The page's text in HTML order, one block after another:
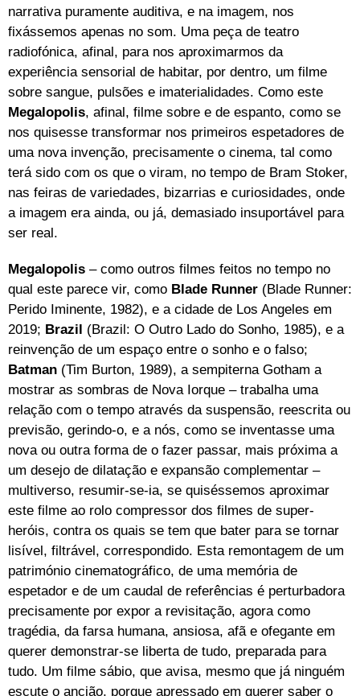
narrativa puramente auditiva, e na imagem, nos
fixássemos apenas no som. Uma peça de teatro
radiofónica, afinal, para nos aproximarmos da
experiência sensorial de habitar, por dentro, um filme
sobre sangue, pulsões e imaterialidades. Como este
Megalopolis, afinal, filme sobre e de espanto, como se
nos quisesse transformar nos primeiros espetadores de
uma nova invenção, precisamente o cinema, tal como
terá sido com os que o viram, no tempo de Bram Stoker,
nas feiras de variedades, bizarrias e curiosidades, onde
a imagem era ainda, ou já, demasiado insuportável para
ser real.
Megalopolis – como outros filmes feitos no tempo no
qual este parece vir, como Blade Runner (Blade Runner:
Perido Iminente, 1982), e a cidade de Los Angeles em
2019; Brazil (Brazil: O Outro Lado do Sonho, 1985), e a
reinvenção de um espaço entre o sonho e o falso;
Batman (Tim Burton, 1989), a sempiterna Gotham a
mostrar as sombras de Nova Iorque – trabalha uma
relação com o tempo através da suspensão, reescrita ou
previsão, gerindo-o, e a nós, como se inventasse uma
nova ou outra forma de o fazer passar, mais próxima a
um desejo de dilatação e expansão complementar –
multiverso, resumir-se-ia, se quiséssemos aproximar
este filme ao rolo compressor dos filmes de super-
heróis, contra os quais se tem que bater para se tornar
lisível, filtrável, correspondido. Esta remontagem de um
património cinematográfico, de uma memória de
espetador e de um caudal de referências é perturbadora
precisamente por expor a revisitação, agora como
tragédia, da farsa humana, ansiosa, afã e ofegante em
querer demonstrar-se liberta de tudo, preparada para
tudo. Um filme sábio, que avisa, mesmo que já ninguém
escute o ancião, porque apressado em querer saber o